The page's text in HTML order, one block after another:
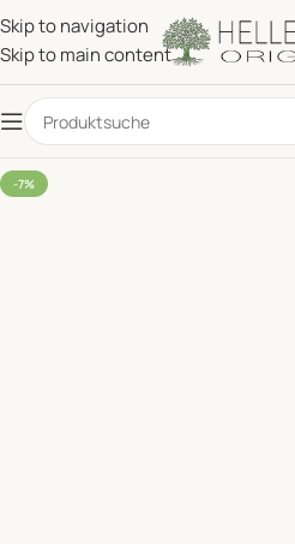
Skip to navigation
Skip to main content
-7%